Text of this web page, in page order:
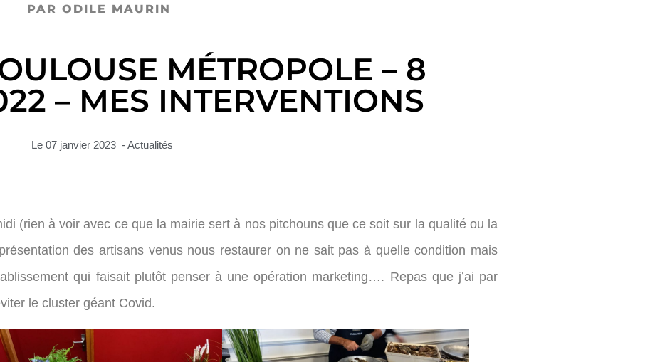
PAR ODILE MAURIN
MÉTROPOLE – 8
– MES INTERVENTIONS
Le 07 janvier 2023 -Actualités
(rien à voir avec ce que la mairie sert à nos pitchouns que ce soit sur la qualité ou la
des artisans venus nous restaurer on ne sait pas à quelle condition mais
qui faisait plutôt penser à une opération marketing…. Repas que j’ai par
le cluster géant Covid.